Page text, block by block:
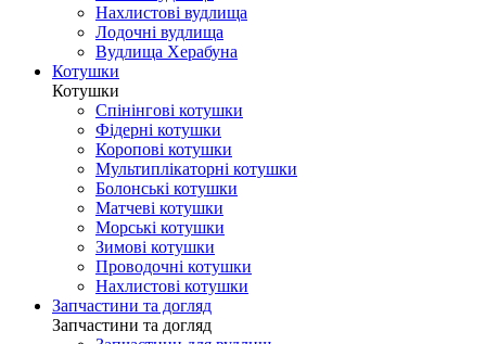
Нахлистові вудлища
Лодочні вудлища
Вудлища Херабуна
Котушки
Котушки
Спінінгові котушки
Фідерні котушки
Коропові котушки
Мультиплікаторні котушки
Болонські котушки
Матчеві котушки
Морські котушки
Зимові котушки
Проводочні котушки
Нахлистові котушки
Запчастини та догляд
Запчастини та догляд